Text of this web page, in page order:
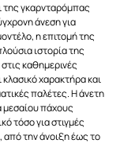
της γκαρνταρόμπας
άνεση για
η επιτομή της
ιστορία της
καθημερινές
χαρακτήρα και
παλέτες. Η άνετη
πάχους
τόσο για στιγμές
από την άνοιξη έως το